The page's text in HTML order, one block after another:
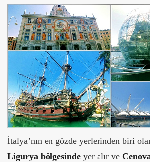
İtalya’nın en gözde yerlerinden biri
Ligurya bölgesinde yer alır ve